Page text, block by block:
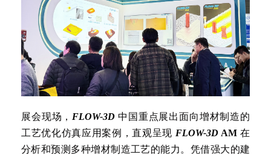
展会现场， FLOW-3D 中国重点展出面向增材制造的
工艺优化仿真应用案例，直观呈现 FLOW-3D AM 在
分析和预测多种增材制造工艺的能力。凭借强大的建